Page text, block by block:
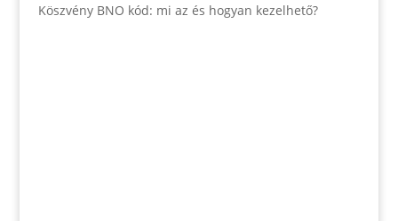
Köszvény BNO kód: mi az és hogyan kezelhető?